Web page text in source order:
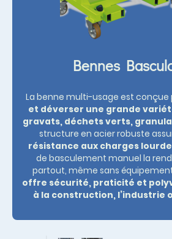
Bennes
La benne multi-usage est conçue
et déverser une grande
gravats, déchets verts,
structure en acier robuste
résistance aux charges
de basculement manuel la
partout, même sans
offre sécurité, praticité et
à la construction, l’industrie